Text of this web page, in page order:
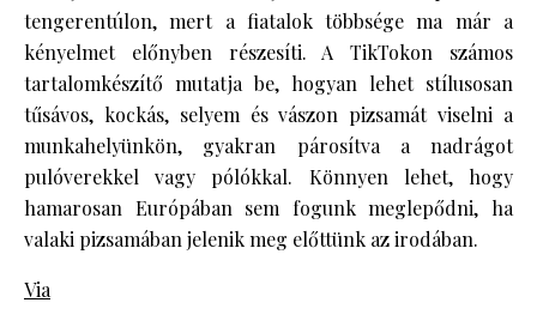
tengerentúlon, mert a fiatalok többsége ma már a
kényelmet előnyben részesíti. A TikTokon számos
tartalomkészítő mutatja be, hogyan lehet stílusosan
tűsávos, kockás, selyem és vászon pizsamát viselni a
munkahelyünkön, gyakran párosítva a nadrágot
pulóverekkel vagy pólókkal. Könnyen lehet, hogy
hamarosan Európában sem fogunk meglepődni, ha
valaki pizsamában jelenik meg előttünk az irodában.
Via